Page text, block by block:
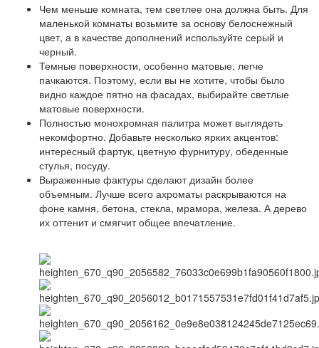
Чем меньше комната, тем светлее она должна быть. Для
маленькой комнаты возьмите за основу белоснежный
цвет, а в качестве дополнений используйте серый и
черный.
Темные поверхности, особенно матовые, легче
пачкаются. Поэтому, если вы не хотите, чтобы было
видно каждое пятно на фасадах, выбирайте светлые
матовые поверхности.
Полностью монохромная палитра может выглядеть
некомфортно. Добавьте несколько ярких акцентов:
интересный фартук, цветную фурнитуру, обеденные
стулья, посуду.
Выраженные фактуры сделают дизайн более
объемным. Лучше всего ахроматы раскрываются на
фоне камня, бетона, стекла, мрамора, железа. А дерево
их оттенит и смягчит общее впечатление.